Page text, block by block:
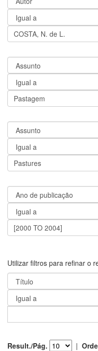
Utilizar filtros para refinar o
Result./Pág. |